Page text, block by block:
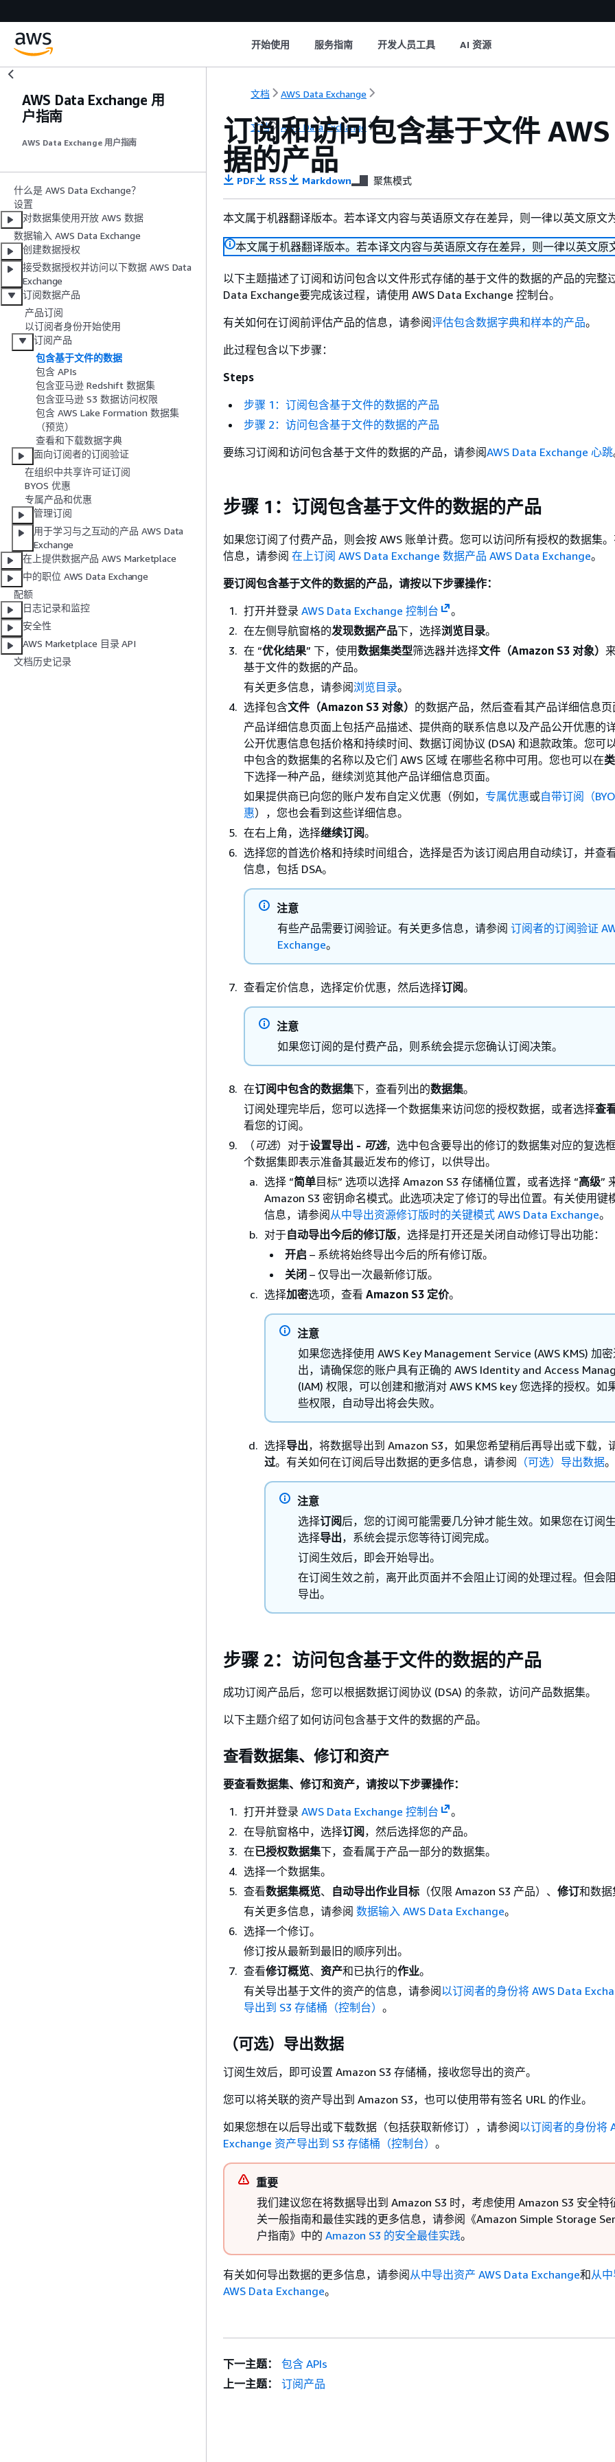
开始使用 服务指南 开发人员工具 AI 资源
AWS Data Exchange 用
户指南
AWS Data Exchange 用户指南
什么是 AWS Data Exchange？
设置
对数据集使用开放 AWS 数据
数据输入 AWS Data Exchange
创建数据授权
接受数据授权并访问以下数据 AWS Data
Exchange
订阅数据产品
产品订阅
以订阅者身份开始使用
订阅产品
包含基于文件的数据
包含 APIs
包含亚马逊 Redshift 数据集
包含亚马逊 S3 数据访问权限
包含 AWS Lake Formation 数据集
（预览）
查看和下载数据字典
面向订阅者的订阅验证
在组织中共享许可证订阅
BYOS 优惠
专属产品和优惠
管理订阅
用于学习与之互动的产品 AWS Data
Exchange
在上提供数据产品 AWS Marketplace
中的职位 AWS Data Exchange
配额
日志记录和监控
安全性
AWS Marketplace 目录 API
文档历史记录
文档 AWS Data Exchange
文档 AWS Data Exchange
订阅和访问包含基于文件
据的产品
PDF RSS Markdown 聚焦模式
本文属于机器翻译版本。若本译文内容与英语原文存在差异，则一律以英文原文
本文属于机器翻译版本。若本译文内容与英语原文存在差异，则一律以英文原
以下主题描述了订阅和访问包含以文件形式存储的基于文件的数据的产品的完整
Data Exchange要完成该过程，请使用 AWS Data Exchange 控制台。
有关如何在订阅前评估产品的信息，请参阅评估包含数据字典和样本的产品。
此过程包含以下步骤：
Steps
步骤 1：订阅包含基于文件的数据的产品
步骤 2：访问包含基于文件的数据的产品
要练习订阅和访问包含基于文件的数据的产品，请参阅AWS Data Exchange 心跳
步骤 1：订阅包含基于文件的数据的产品
如果您订阅了付费产品，则会按 AWS 账单计费。您可以访问所有授权的数据集
信息，请参阅 在上订阅 AWS Data Exchange 数据产品 AWS Data Exchange。
要订阅包含基于文件的数据的产品，请按以下步骤操作：
打开并登录 AWS Data Exchange 控制台
。
在左侧导航窗格的发现数据产品下，选择浏览目录。
在 “优化结果” 下，使用数据集类型筛选器并选择文件（Amazon S3 对象）
基于文件的数据的产品。
有关更多信息，请参阅浏览目录。
选择包含文件（Amazon S3 对象） 的数据产品，然后查看其产品详细信息页
产品详细信息页面上包括产品描述、提供商的联系信息以及产品公开优惠的
公开优惠信息包括价格和持续时间、数据订阅协议 (DSA) 和退款政策。您可
中包含的数据集的名称以及它们 AWS 区域 在哪些名称中可用。您也可以在
下选择一种产品，继续浏览其他产品详细信息页面。
如果提供商已向您的账户发布自定义优惠（例如， 专属优惠或自带订阅（
惠），您也会看到这些详细信息。
在右上角，选择继续订阅。
选择您的首选价格和持续时间组合，选择是否为该订阅启用自动续订，并查
信息，包括 DSA。
注意
有些产品需要订阅验证。有关更多信息，请参阅 订阅者的订阅验证
Exchange。
查看定价信息，选择定价优惠，然后选择订阅。
注意
如果您订阅的是付费产品，则系统会提示您确认订阅决策。
在订阅中包含的数据集下，查看列出的数据集。
订阅处理完毕后，您可以选择一个数据集来访问您的授权数据，或者选择查
看您的订阅。
（ 可选）对于设置导出 - 可选，选中包含要导出的修订的数据集对应的复选
个数据集即表示准备其最近发布的修订，以供导出。
选择 “简单目标” 选项以选择 Amazon S3 存储桶位置，或者选择 “高级”
Amazon S3 密钥命名模式。此选项决定了修订的导出位置。有关使用键
信息，请参阅从中导出资源修订版时的关键模式 AWS Data Exchange。
对于自动导出今后的修订版，选择是打开还是关闭自动修订导出功能：
开启 – 系统将始终导出今后的所有修订版。
关闭 – 仅导出一次最新修订版。
选择加密选项，查看 Amazon S3 定价。
注意
如果您选择使用 AWS Key Management Service (AWS KMS) 加
出，请确保您的账户具有正确的 AWS Identity and Access
(IAM) 权限，可以创建和撤消对 AWS KMS key 您选择的授权。如
些权限，自动导出将会失败。
选择导出，将数据导出到 Amazon S3，如果您希望稍后再导出或下载，
过。有关如何在订阅后导出数据的更多信息，请参阅 （可选）导出数据。
注意
选择订阅后，您的订阅可能需要几分钟才能生效。如果您在订阅
选择导出，系统会提示您等待订阅完成。
订阅生效后，即会开始导出。
在订阅生效之前，离开此页面并不会阻止订阅的处理过程。但会
导出。
步骤 2：访问包含基于文件的数据的产品
成功订阅产品后，您可以根据数据订阅协议 (DSA) 的条款，访问产品数据集。
以下主题介绍了如何访问包含基于文件的数据的产品。
查看数据集、修订和资产
要查看数据集、修订和资产，请按以下步骤操作：
打开并登录 AWS Data Exchange 控制台
。
在导航窗格中，选择订阅 ，然后选择您的产品。
在已授权数据集下，查看属于产品一部分的数据集。
选择一个数据集。
查看数据集概览、 自动导出作业目标 （仅限 Amazon S3 产品）、 修订和数据
有关更多信息，请参阅 数据输入 AWS Data Exchange。
选择一个修订。
修订按从最新到最旧的顺序列出。
查看修订概览、 资产和已执行的作业。
有关导出基于文件的资产的信息，请参阅以订阅者的身份将 AWS Data
导出到 S3 存储桶（控制台） 。
（可选）导出数据
订阅生效后，即可设置 Amazon S3 存储桶，接收您导出的资产。
您可以将关联的资产导出到 Amazon S3，也可以使用带有签名 URL 的作业。
如果您想在以后导出或下载数据（包括获取新修订），请参阅以订阅者的身份将
Exchange 资产导出到 S3 存储桶（控制台） 。
重要
我们建议您在将数据导出到 Amazon S3 时，考虑使用 Amazon S3 安全特
关一般指南和最佳实践的更多信息，请参阅《Amazon Simple Storage
户指南》 中的 Amazon S3 的安全最佳实践。
有关如何导出数据的更多信息，请参阅从中导出资产 AWS Data Exchange和从
AWS Data Exchange。
下一主题：
包含 APIs
上一主题：
订阅产品